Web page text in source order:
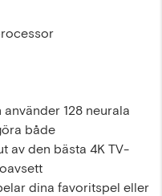
128 neurala
både
av den bästa 4K TV-
dina favoritspel eller